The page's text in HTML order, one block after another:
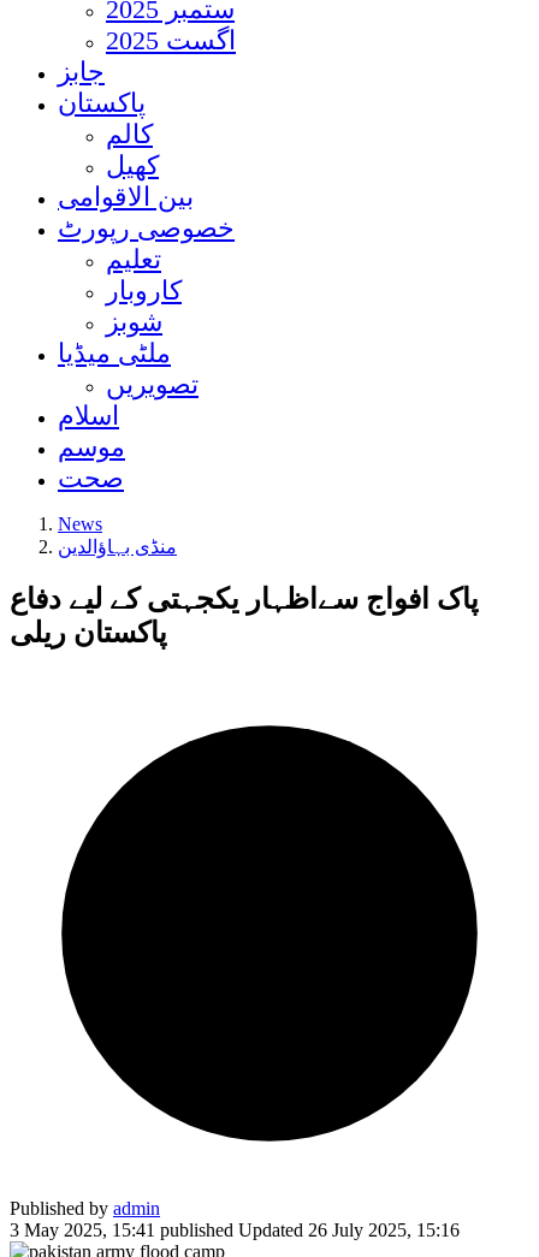
ستمبر 2025
اگست 2025
جابز
پاکستان
کالم
کھیل
بین الاقوامی
خصوصی رپورٹ
تعلیم
کاروبار
شوبز
ملٹی میڈیا
تصویریں
اسلام
موسم
صحت
News
منڈی بہاؤالدین
پاک افواج سےاظہار یکجہتی کے لیے دفاع
پاکستان ریلی
Published by admin
3 May 2025, 15:41 published Updated 26 July 2025, 15:16